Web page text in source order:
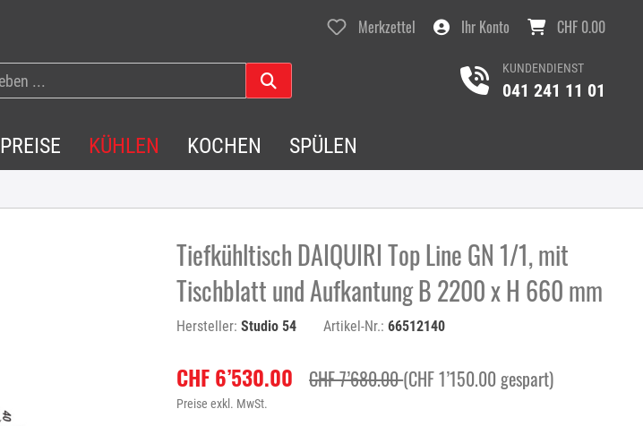
Merkzettel Ihr Konto CHF 0.00
KUNDENDIENST
041 241 11 01
PREISE KÜHLEN KOCHEN SPÜLEN
Tiefkühltisch DAIQUIRI Top Line GN 1/1, mit
Tischblatt und Aufkantung B 2200 x H 660 mm
Hersteller:Studio 54 Artikel-Nr.:66512140
CHF 6’530.00 CHF 7’680.00(CHF 1’150.00 gespart)
Preise exkl. MwSt.